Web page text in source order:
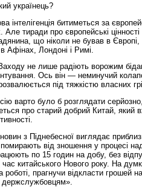
українець?
інтелігенція битиметься за
Але тиради про європейські
що ніколи не бував в Європі,
Афінах, Лондоні і Римі.
не лише радіють ворожим
Ось він — неминучий
під тяжкістю власних
варто було б розглядати
про старий добрий Китай, який
з Піднебесної виглядає
від зношення у процесі
по 15 годин на добу, без
китайського Нового року. На
прагнучи відкласти грошей
держслужбовцям».